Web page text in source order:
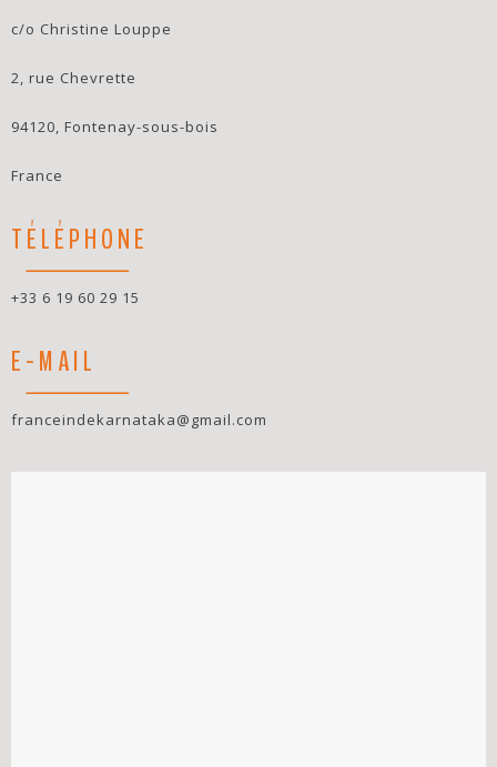
c/o Christine Louppe
2, rue Chevrette
94120, Fontenay-sous-bois
France
TÉLÉPHONE
+33 6 19 60 29 15
E-MAIL
franceindekarnataka@gmail.com